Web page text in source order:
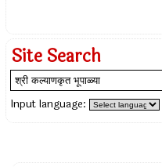
Site Search
Input language: